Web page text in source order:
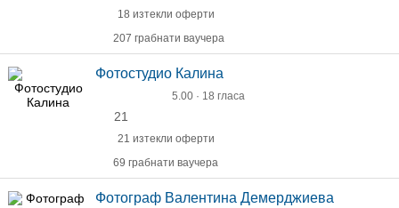
18 изтекли оферти
207 грабнати ваучера
Фотостудио Калина
5.00 · 18 гласа
21
21 изтекли оферти
69 грабнати ваучера
Фотограф Валентина Демерджиева